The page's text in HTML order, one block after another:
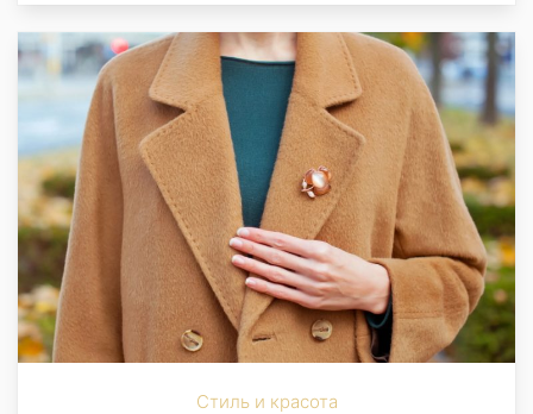
Стиль и красота